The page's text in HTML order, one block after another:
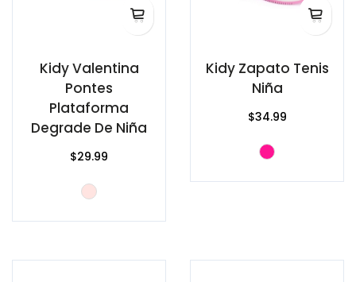
Kidy Valentina
Pontes
Plataforma
Degrade De Niña
$29.99
Kidy Zapato Tenis
Niña
$34.99